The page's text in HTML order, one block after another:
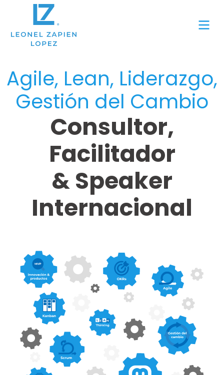
Agile, Lean, Liderazgo,
Gestión del Cambio
Consultor,
Facilitador
& Speaker
Internacional